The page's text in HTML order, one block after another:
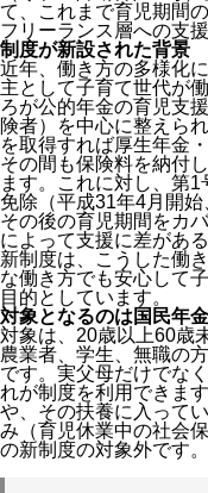
て、これまで育児期間
フリーランス層への支
制度が新設された背景
近年、働き方の多様化
主として子育て世代が
ろが公的年金の育児支
険者）を中心に整えら
を取得すれば厚生年金
その間も保険料を納付
ます。これに対し、第
免除（平成31年4月開始
その後の育児期間をカ
によって支援に差があ
新制度は、こうした働
な働き方でも安心して
目的としています。
対象となるのは国民年
対象は、20歳以上60歳
農業者、学生、無職の
です。実父母だけでな
れが制度を利用できま
や、その扶養に入って
み（育児休業中の社会
の新制度の対象外です。